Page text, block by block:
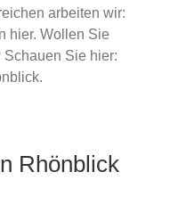
arbeiten wir:
hier. Wollen Sie
Schauen Sie hier:
Rhönblick